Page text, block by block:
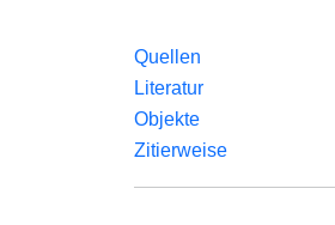
Quellen
Literatur
Objekte
Zitierweise